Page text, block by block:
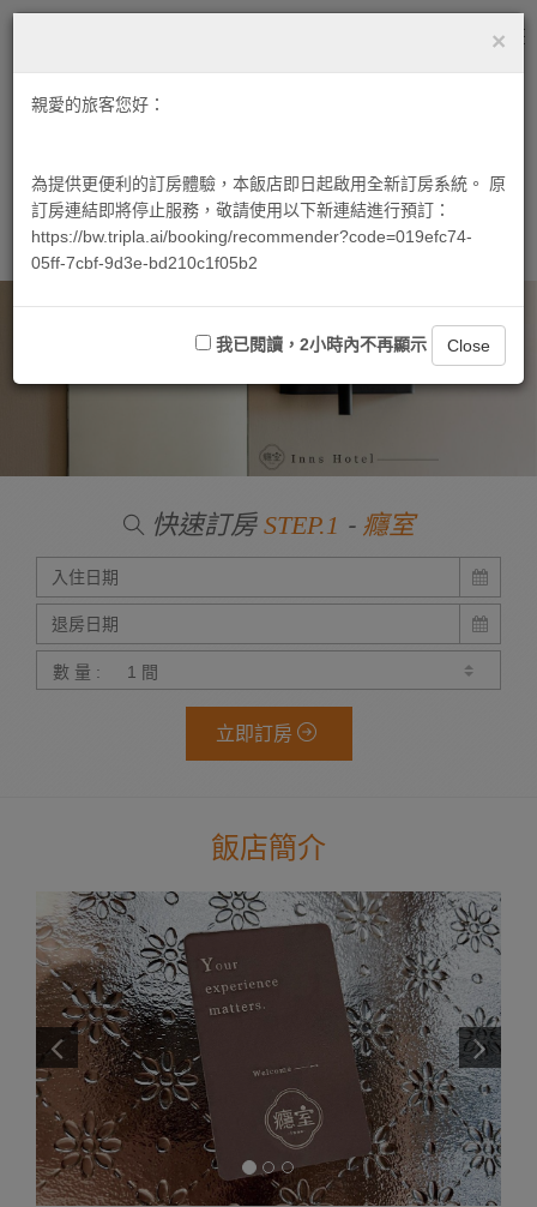
快速訂房 STEP.1 - 癮室
數 量 :
立即訂房
飯店簡介
×
親愛的旅客您好：
為提供更便利的訂房體驗，本飯店即日起啟用全新訂房系統。 原
訂房連結即將停止服務，敬請使用以下新連結進行預訂：
https://bw.tripla.ai/booking/recommender?code=019efc74-
05ff-7cbf-9d3e-bd210c1f05b2
我已閱讀，2小時內不再顯示 Close